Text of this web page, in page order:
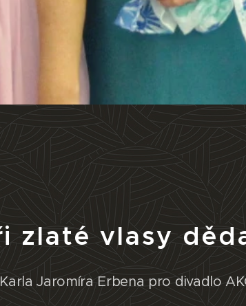
zlaté vlasy
Jaromíra Erbena pro divadlo